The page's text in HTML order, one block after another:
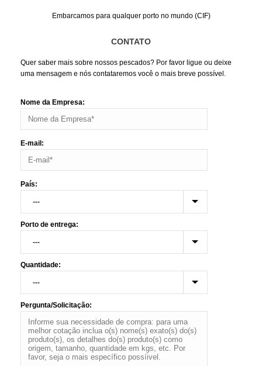
Embarcamos para qualquer porto no mundo (CIF)
CONTATO
Quer saber mais sobre nossos pescados? Por favor ligue ou deixe
uma mensagem e nós contataremos você o mais breve possível.
Nome da Empresa:
E-mail:
País:
Porto de entrega:
Quantidade:
Pergunta/Solicitação: